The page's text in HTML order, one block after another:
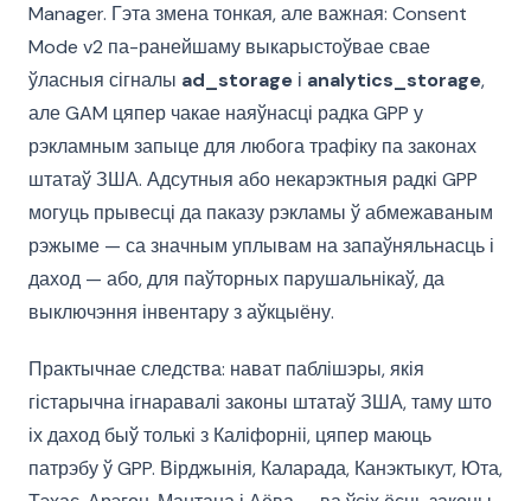
Manager. Гэта змена тонкая, але важная: Consent
Mode v2 па-ранейшаму выкарыстоўвае свае
ўласныя сігналы ad_storage і analytics_storage,
але GAM цяпер чакае наяўнасці радка GPP у
рэкламным запыце для любога трафіку па законах
штатаў ЗША. Адсутныя або некарэктныя радкі GPP
могуць прывесці да паказу рэкламы ў абмежаваным
рэжыме — са значным уплывам на запаўняльнасць і
даход — або, для паўторных парушальнікаў, да
выключэння інвентару з аўкцыёну.
Практычнае следства: нават паблішэры, якія
гістарычна ігнаравалі законы штатаў ЗША, таму што
іх даход быў толькі з Каліфорніі, цяпер маюць
патрэбу ў GPP. Вірджынія, Каларада, Канэктыкут, Юта,